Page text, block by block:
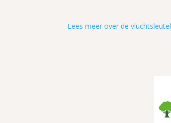
Lees meer over de vluchtsleutel